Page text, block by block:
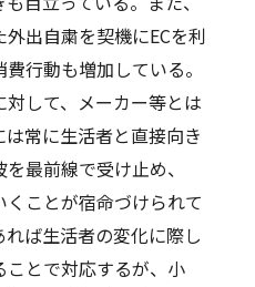
出自粛を契機にECを利
行動も増加している。
して、メーカー等とは
常に生活者と直接向き
最前線で受け止め、
ことが宿命づけられて
ば生活者の変化に際し
ことで対応するが、小